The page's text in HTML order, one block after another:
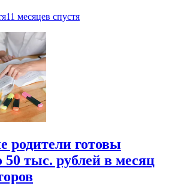
11 месяцев спустя
родители готовы
50 тыс. рублей в месяц